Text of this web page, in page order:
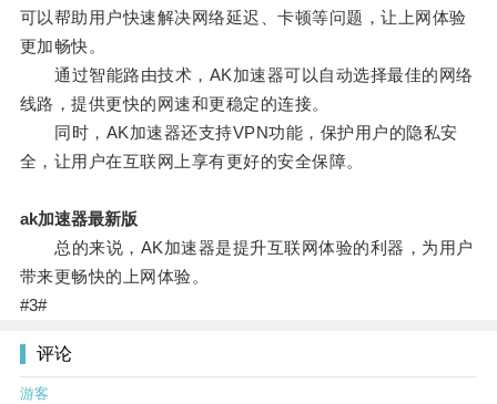
可以帮助用户快速解决网络延迟、卡顿等问题，让上网体验
更加畅快。
通过智能路由技术，AK加速器可以自动选择最佳的网络
线路，提供更快的网速和更稳定的连接。
同时，AK加速器还支持VPN功能，保护用户的隐私安
全，让用户在互联网上享有更好的安全保障。
ak加速器最新版
总的来说，AK加速器是提升互联网体验的利器，为用户
带来更畅快的上网体验。
#3#
评论
游客